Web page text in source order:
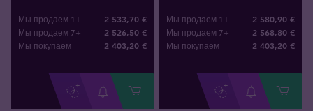
Мы продаем 1+ 2 533,70 €
Мы продаем 7+ 2 526,50 €
Мы покупаем 2 403,20 €
Мы продаем 1+ 2 580,90 €
Мы продаем 7+ 2 568,80 €
Мы покупаем 2 403,20 €